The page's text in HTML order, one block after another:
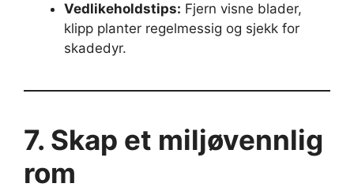
Vedlikeholdstips: Fjern visne blader,
klipp planter regelmessig og sjekk for
skadedyr.
7. Skap et miljøvennlig
rom